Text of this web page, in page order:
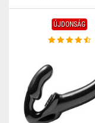
ÚJDONSÁG